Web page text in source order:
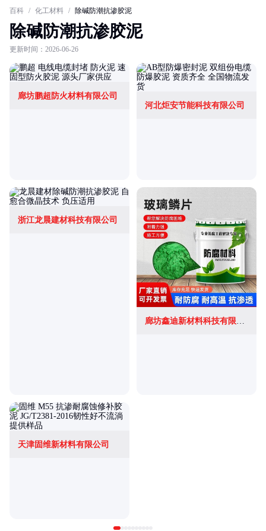
百科 / 化工材料 / 除碱防潮抗渗胶泥
除碱防潮抗渗胶泥
更新时间：2026-06-26
廊坊鹏超防火材料有限公司
河北炬安节能科技有限公司
浙江龙晨建材科技有限公司
天津固维新材料有限公司